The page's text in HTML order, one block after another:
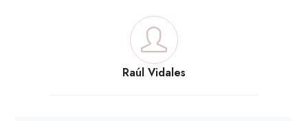
Raúl Vidales